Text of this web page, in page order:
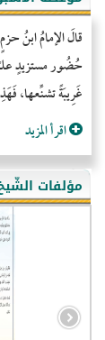
قالَ الإمامُ ابنُ
حُضُور مستزيدٍ
غَرِيبَةً تشنِّعها،
اقرأ المزيد
مؤلفات